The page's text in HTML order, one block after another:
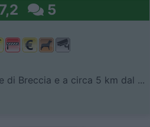
7,2 5
di Breccia e a circa 5 km dal ...